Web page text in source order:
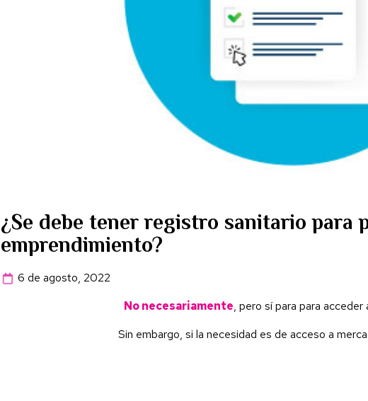
¿Se debe tener registro sanitario para
emprendimiento?
6 de agosto, 2022
No necesariamente, pero sí para para
Sin embargo, si la necesidad es de acceso a